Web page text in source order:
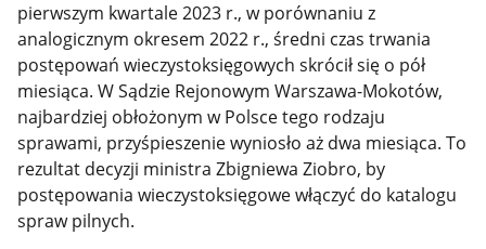
pierwszym kwartale 2023 r., w porównaniu z
analogicznym okresem 2022 r., średni czas trwania
postępowań wieczystoksięgowych skrócił się o pół
miesiąca. W Sądzie Rejonowym Warszawa-Mokotów,
najbardziej obłożonym w Polsce tego rodzaju
sprawami, przyśpieszenie wyniosło aż dwa miesiąca. To
rezultat decyzji ministra Zbigniewa Ziobro, by
postępowania wieczystoksięgowe włączyć do katalogu
spraw pilnych.